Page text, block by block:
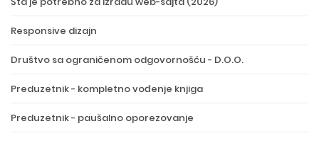
Responsive dizajn
Društvo sa ograničenom odgovornošću - D.O.O.
Preduzetnik - kompletno vođenje knjiga
Preduzetnik - paušalno oporezovanje